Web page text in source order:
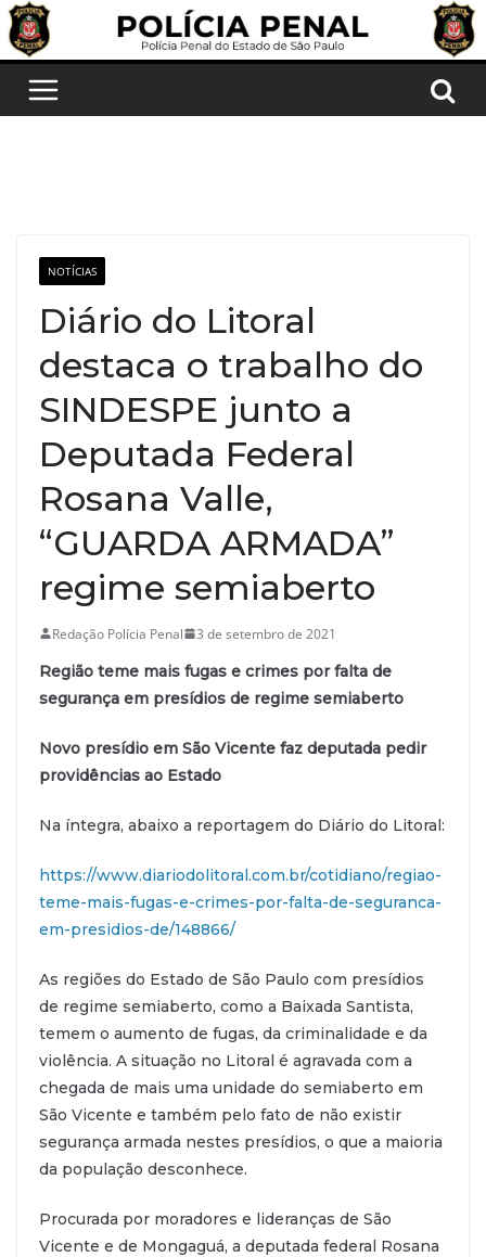
Pular
para
conteúdo
NOTÍCIAS
Diário do Litoral
destaca o trabalho do
SINDESPE junto a
Deputada Federal
Rosana Valle,
“GUARDA ARMADA”
regime semiaberto
Redação Polícia Penal 3 de setembro de 2021
Região teme mais fugas e crimes por falta de
segurança em presídios de regime semiaberto
Novo presídio em São Vicente faz deputada pedir
providências ao Estado
Na íntegra, abaixo a reportagem do Diário do Litoral:
https://www.diariodolitoral.com.br/cotidiano/regiao-
teme-mais-fugas-e-crimes-por-falta-de-seguranca-
em-presidios-de/148866/
As regiões do Estado de São Paulo com presídios
de regime semiaberto, como a Baixada Santista,
temem o aumento de fugas, da criminalidade e da
violência. A situação no Litoral é agravada com a
chegada de mais uma unidade do semiaberto em
São Vicente e também pelo fato de não existir
segurança armada nestes presídios, o que a maioria
da população desconhece.
Procurada por moradores e lideranças de São
Vicente e de Mongaguá, a deputada federal Rosana